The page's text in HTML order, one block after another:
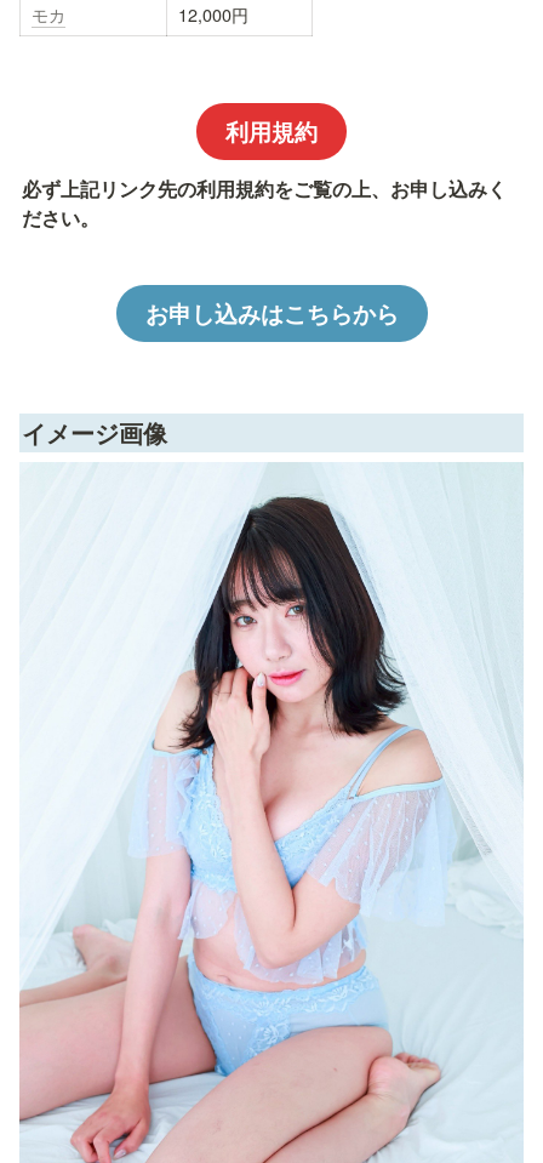
モカ
12,000円
利用規約
必ず上記リンク先の利用規約をご覧の上、お申し込みく
ださい。
お申し込みはこちらから
イメージ画像